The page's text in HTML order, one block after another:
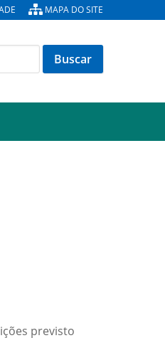
MAPA DO SITE
previsto